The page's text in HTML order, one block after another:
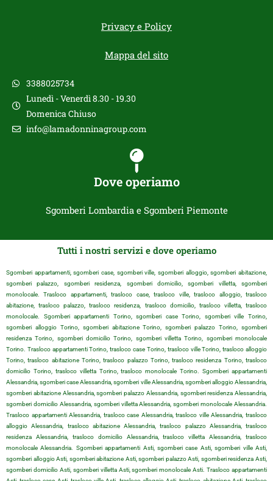
Privacy e Policy
Mappa del sito
3388025734
Lunedì - Venerdì 8.30 - 19.30
Domenica Chiuso
info@lamadonninagroup.com
Dove operiamo
Sgomberi Lombardia e Sgomberi Piemonte
Tutti i nostri servizi e dove operiamo
Sgomberi appartamenti, sgomberi case, sgomberi ville, sgomberi alloggio, sgomberi abitazione,
sgomberi palazzo, sgomberi residenza, sgomberi domicilio, sgomberi villetta, sgomberi
monolocale. Trasloco appartamenti, trasloco case, trasloco ville, trasloco alloggio, trasloco
abitazione, trasloco palazzo, trasloco residenza, trasloco domicilio, trasloco villetta, trasloco
monolocale. Sgomberi appartamenti Torino, sgomberi case Torino, sgomberi ville Torino,
sgomberi alloggio Torino, sgomberi abitazione Torino, sgomberi palazzo Torino, sgomberi
residenza Torino, sgomberi domicilio Torino, sgomberi villetta Torino, sgomberi monolocale
Torino. Trasloco appartamenti Torino, trasloco case Torino, trasloco ville Torino, trasloco alloggio
Torino, trasloco abitazione Torino, trasloco palazzo Torino, trasloco residenza Torino, trasloco
domicilio Torino, trasloco villetta Torino, trasloco monolocale Torino. Sgomberi appartamenti
Alessandria, sgomberi case Alessandria, sgomberi ville Alessandria, sgomberi alloggio Alessandria,
sgomberi abitazione Alessandria, sgomberi palazzo Alessandria, sgomberi residenza Alessandria,
sgomberi domicilio Alessandria, sgomberi villetta Alessandria, sgomberi monolocale Alessandria.
Trasloco appartamenti Alessandria, trasloco case Alessandria, trasloco ville Alessandria, trasloco
alloggio Alessandria, trasloco abitazione Alessandria, trasloco palazzo Alessandria, trasloco
residenza Alessandria, trasloco domicilio Alessandria, trasloco villetta Alessandria, trasloco
monolocale Alessandria. Sgomberi appartamenti Asti, sgomberi case Asti, sgomberi ville Asti,
sgomberi alloggio Asti, sgomberi abitazione Asti, sgomberi palazzo Asti, sgomberi residenza Asti,
sgomberi domicilio Asti, sgomberi villetta Asti, sgomberi monolocale Asti. Trasloco appartamenti